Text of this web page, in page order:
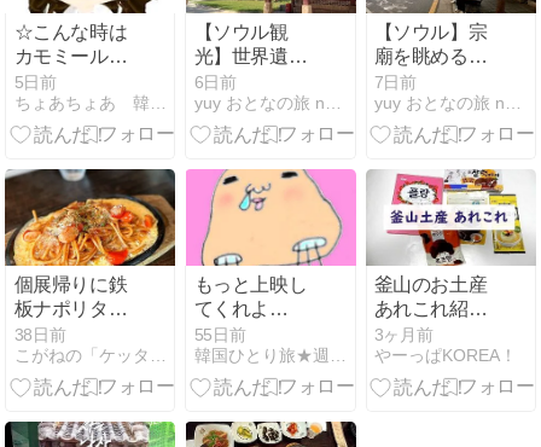
☆こんな時は
カモミールテ
ィーでも飲ん
で…
5日前
【ソウル観
光】世界遺
産・宗廟（チ
ョンミョ）｜
新緑が美しい
スポット
6日前
【ソウル】宗
廟を眺める特
等席！ソスン
ラギルの韓屋
カフェ Cafe
カフェ巡り㉓
7日前
個展帰りに鉄
板ナポリタン
✨欧風串酒場
「末広商店」
@犬山
38日前
もっと上映し
てくれよ
（泣）犯罪都
市
55日前
釜山のお土産
あれこれ紹介
します。
3ヶ月前
やーっぱKOREA！